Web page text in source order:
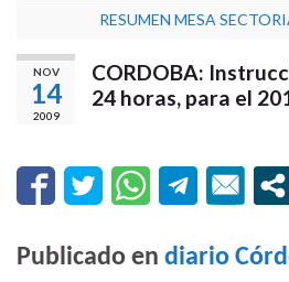
RESUMEN MESA
NOV
14
2009
CORDOBA:
24 horas, para el
Publicado en diario